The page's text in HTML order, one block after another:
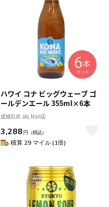
ハワイ コナ ビッグウェーブ ゴ
ールデンエール 355ml×6本
成城石井 JAL Mall店
3,288 円 （税込）
積算 29 マイル (1倍)